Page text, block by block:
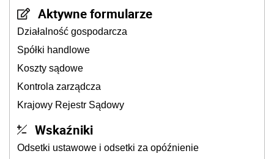
Aktywne formularze
Działalność gospodarcza
Spółki handlowe
Koszty sądowe
Kontrola zarządcza
Krajowy Rejestr Sądowy
Wskaźniki
Odsetki ustawowe i odsetki za opóźnienie